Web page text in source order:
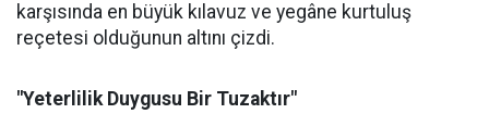
karşısında en büyük kılavuz ve yegâne kurtuluş
reçetesi olduğunun altını çizdi.
"Yeterlilik Duygusu Bir Tuzaktır"